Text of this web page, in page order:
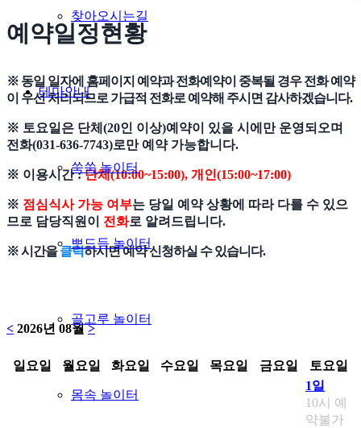
찾아오시는길
테마안내
쑥쑥 놀이터
뽀드득 놀이터
골고루 놀이터
몸속 놀이터
예약일정현황
※ 동일 일자에 홈페이지 예약과 전화예약이 중복될 경우 전화 예약
이 우선 처리되므로 가급적 전화로 예약해 주시면 감사하겠습니다.
※ 토요일은 단체(20인 이상)예약이 있을 시에만 운영되오며
전화(031-636-7743)로만 예약 가능합니다.
※ 이용시간 :단체(10:00~15:00), 개인(15:00~17:00)
※ 점심식사 가능 여부는 당일 예약 상황에 따라 다를 수 있으
므로 담당직원이 전화로 알려드립니다.
※ 시간을클릭하시면 예약 신청하실 수 있습니다.
< 2026년 08월>
일요일 월요일 화요일 수요일 목요일 금요일
토요일
1일
10시 예
약불가